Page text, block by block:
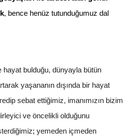
, bence henüz tutunduğumuz dal
hayat bulduğu, dünyayla bütün
yaşananın dışında bir hayat
sebat ettiğimiz, imanımızın bizim
ve öncelikli olduğunu
; yemeden içmeden